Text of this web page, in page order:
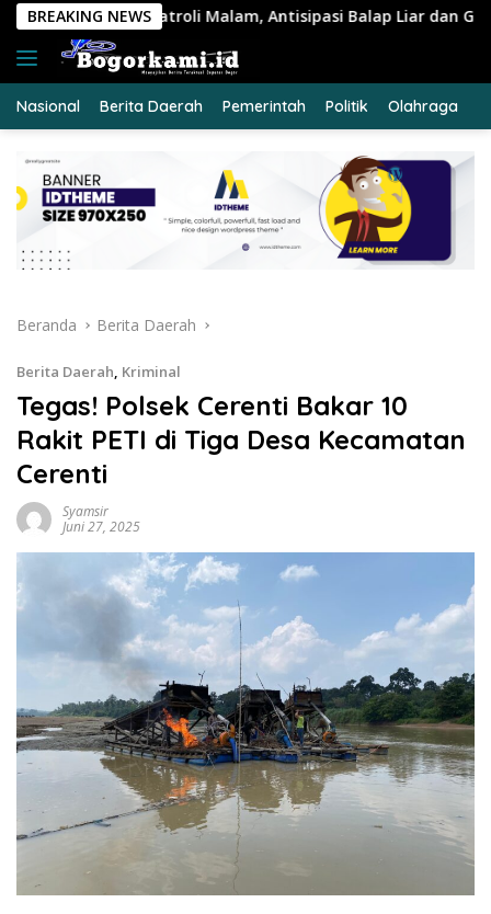
Langsung
konten
BREAKING NEWS
Antisipasi Balap Liar dan Gangguan Kamtibmas
Nasional Berita Daerah Pemerintah Politik Olahraga
Beranda Berita Daerah
Berita Daerah, Kriminal
Tegas! Polsek Cerenti Bakar 10
Rakit PETI di Tiga Desa Kecamatan
Cerenti
Syamsir
Juni 27, 2025